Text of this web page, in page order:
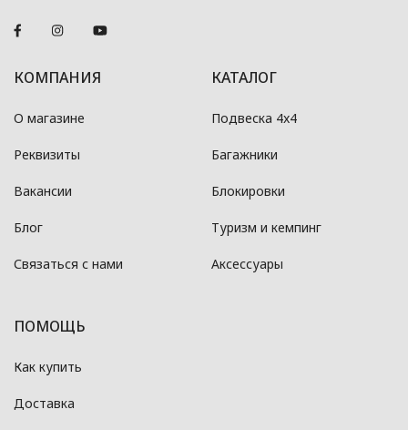
КОМПАНИЯ
О магазине
Реквизиты
Вакансии
Блог
Связаться с нами
КАТАЛОГ
Подвеска 4x4
Багажники
Блокировки
Туризм и кемпинг
Аксессуары
ПОМОЩЬ
Как купить
Доставка